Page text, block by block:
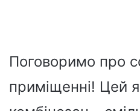
Поговоримо про
приміщенні! Цей